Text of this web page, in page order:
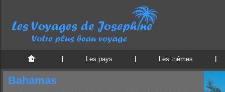
Les pays Les thèmes
Bahamas